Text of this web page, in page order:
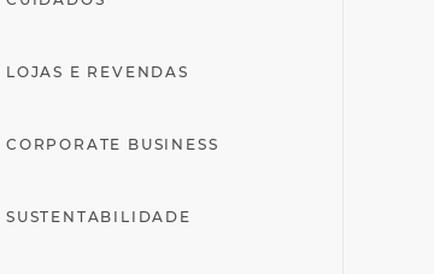
LOJAS E REVENDAS
CORPORATE BUSINESS
SUSTENTABILIDADE